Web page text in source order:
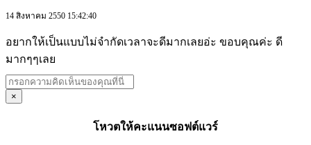
14 สิงหาคม 2550 15:42:40
อยากให้เป็นแบบไม่จำกัดเวลาจะดีมากเลยอ่ะ ขอบคุณค่ะ ดี
มากๆๆเลย
×
โหวตให้คะแนนซอฟต์แวร์